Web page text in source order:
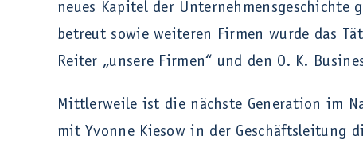
neues Kapitel der
betreut sowie weiteren Firmen wurde das
Reiter „unsere Firmen“ und den O. K.
Mittlerweile ist die nächste Generation im
mit Yvonne Kiesow in der Geschäftsleitung